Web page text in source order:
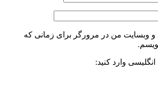
و وبسایت من در مرورگر برای زمانی که
وارد کنید: